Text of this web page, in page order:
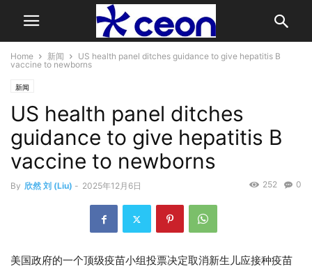
Home 新闻
US health panel ditches guidance to give hepatitis B
vaccine to newborns
新闻
US health panel ditches
guidance to give hepatitis B
vaccine to newborns
By 欣然 刘 (Liu) - 2025年12月6日 0
252
美国政府的一个顶级疫苗小组投票决定取消新生儿应接种疫苗